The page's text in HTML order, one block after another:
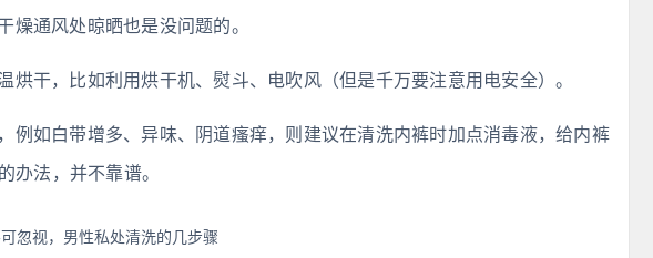
燥通风处晾晒也是没问题的。
烘干，比如利用烘干机、熨斗、电吹风（但是千万要注意用电安全）。
例如白带增多、异味、阴道瘙痒，则建议在清洗内裤时加点消毒液，给内裤
办法，并不靠谱。
忽视，男性私处清洗的几步骤